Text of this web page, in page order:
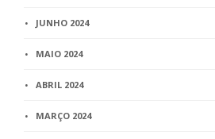
JUNHO 2024
MAIO 2024
ABRIL 2024
MARÇO 2024